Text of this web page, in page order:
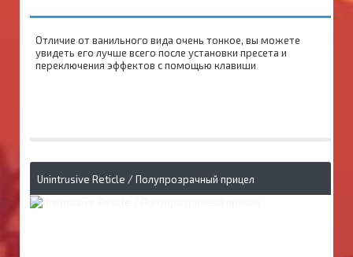
Отличие от ванильного вида очень тонкое, вы можете
увидеть его лучше всего после установки пресета и
переключения эффектов с помощью клавиши
Unintrusive Reticle / Полупрозрачный прицел